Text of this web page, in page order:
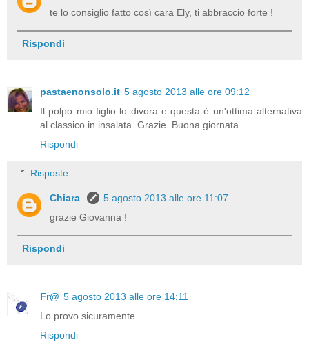
te lo consiglio fatto così cara Ely, ti abbraccio forte !
Rispondi
pastaenonsolo.it 5 agosto 2013 alle ore 09:12
Il polpo mio figlio lo divora e questa è un'ottima alternativa
al classico in insalata. Grazie. Buona giornata.
Rispondi
Risposte
Chiara
5 agosto 2013 alle ore 11:07
grazie Giovanna !
Rispondi
Fr@ 5 agosto 2013 alle ore 14:11
Lo provo sicuramente.
Rispondi